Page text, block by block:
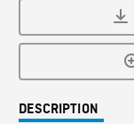
DESCRIPTION